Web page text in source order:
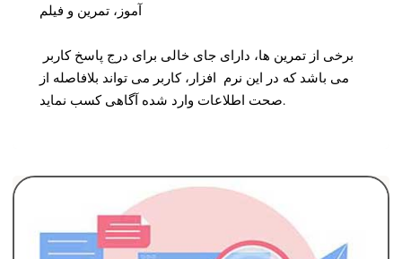
آموز، تمرین و فیلم
می باشد که در این نرم افزار، کاربر می تواند بلافاصله از
صحت اطلاعات وارد شده آگاهی کسب نماید.